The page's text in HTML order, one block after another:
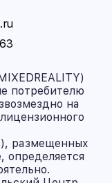
потребителю
на
размещенных
определяется